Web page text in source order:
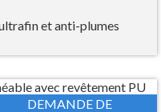
et anti-plumes
DEMANDE DE